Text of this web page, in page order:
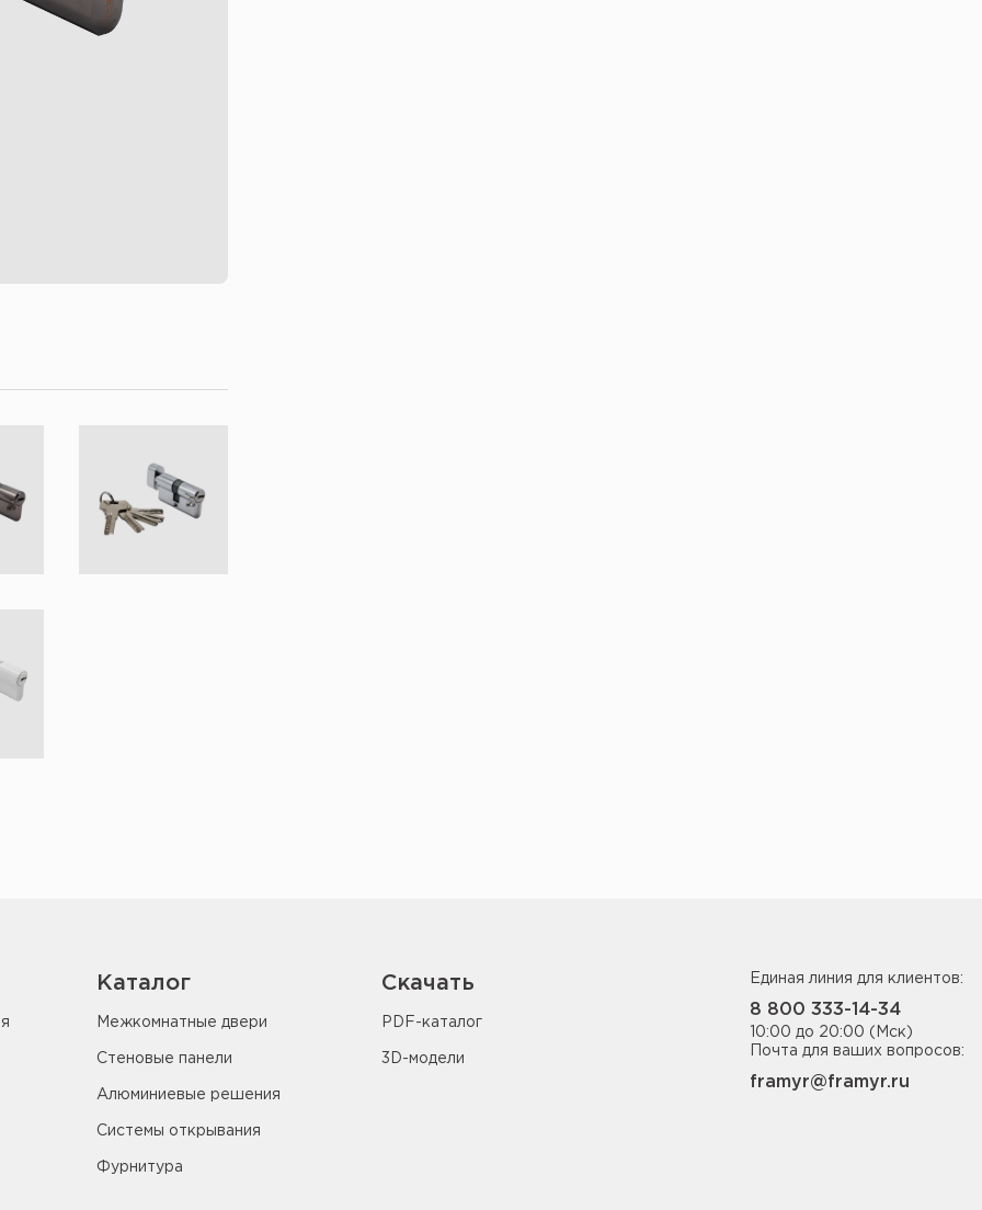
Каталог
Межкомнатные двери
Стеновые панели
Алюминиевые решения
Системы открывания
Фурнитура
Скачать
PDF-каталог
3D-модели
Единая линия для клиентов:
8 800 333-14-34
10:00 до 20:00 (Мск)
Почта для ваших вопросов:
framyr@framyr.ru